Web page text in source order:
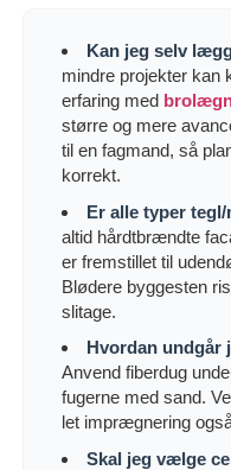
Kan jeg selv
mindre projekter kan
erfaring med
større og mere
til en fagmand, så
korrekt.
Er alle typer
altid hårdtbrændte
er fremstillet til
Blødere byggesten
slitage.
Hvordan undgår
Anvend fiberdug
fugerne med sand.
let imprægnering
Skal jeg vælge